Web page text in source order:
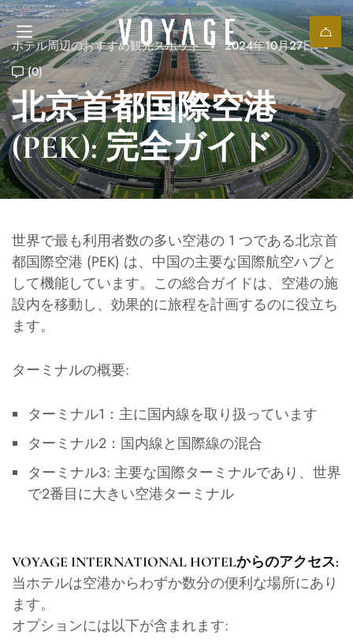
ホテル周辺のおすすめ観光スポット
2024年10月27日
(0)
北京首都国際空港
(PEK): 完全ガイド
世界で最も利用者数の多い空港の 1 つである北京首
都国際空港 (PEK) は、中国の主要な国際航空ハブと
して機能しています。この総合ガイドは、空港の施
設内を移動し、効果的に旅程を計画するのに役立ち
ます。
ターミナルの概要:
ターミナル1：主に国内線を取り扱っています
ターミナル2：国内線と国際線の混合
ターミナル3: 主要な国際ターミナルであり、世界
で2番目に大きい空港ターミナル
VOYAGE INTERNATIONAL HOTELからのアクセス:
当ホテルは空港からわずか数分の便利な場所にあり
ます。
オプションには以下が含まれます: